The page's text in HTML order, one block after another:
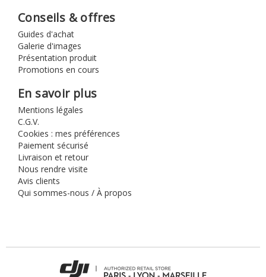
Conseils & offres
Guides d'achat
Galerie d'images
Présentation produit
Promotions en cours
En savoir plus
Mentions légales
C.G.V.
Cookies : mes préférences
Paiement sécurisé
Livraison et retour
Nous rendre visite
Avis clients
Qui sommes-nous / À propos